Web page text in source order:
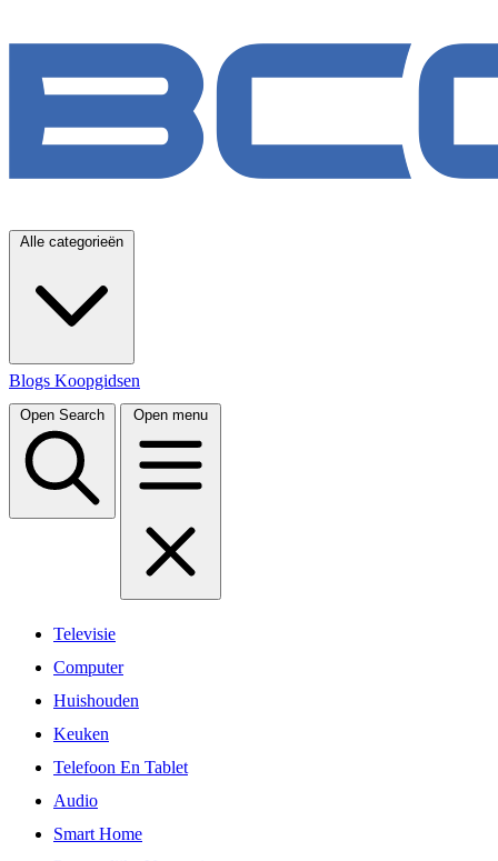
Alle categorieën
Blogs Koopgidsen
Open Search Open menu
Televisie
Computer
Huishouden
Keuken
Telefoon En Tablet
Audio
Smart Home